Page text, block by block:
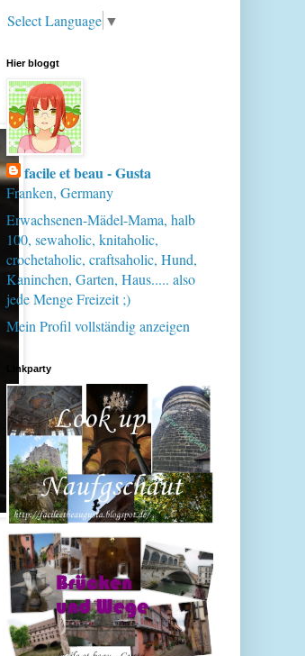
Select Language ▼
Hier bloggt
facile et beau - Gusta
Franken, Germany
Erwachsenen-Mädel-Mama, halb
100, sewaholic, knitaholic,
crochetaholic, craftsaholic, Hund,
Kaninchen, Garten, Haus..... also
jede Menge Freizeit ;)
Mein Profil vollständig anzeigen
Linkparty